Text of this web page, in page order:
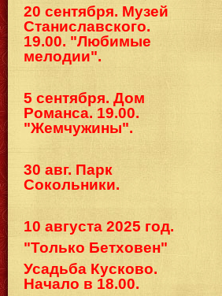
20 сентября. Музей
Станиславского.
19.00. "Любимые
мелодии".
5 сентября. Дом
Романса. 19.00.
"Жемчужины".
30 авг. Парк
Сокольники.
10 августа 2025 год.
"Только Бетховен"
Усадьба Кусково.
Начало в 18.00.